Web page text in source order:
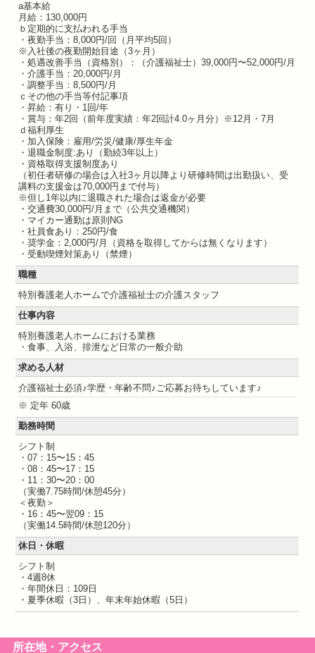
a基本給
月給：130,000円
ｂ定期的に支払われる手当
・夜勤手当：8,000円/回（月平均5回）
※入社後の夜勤開始目途（3ヶ月）
・処遇改善手当（資格別）：（介護福祉士）39,000円〜52,000円/月
・介護手当：20,000円/月
・調整手当：8,500円/月
ｃその他の手当等付記事項
・昇給：有り・1回/年
・賞与：年2回（前年度実績：年2回計4.0ヶ月分）※12月・7月
ｄ福利厚生
・加入保険：雇用/労災/健康/厚生年金
・退職金制度:あり（勤続3年以上）
・資格取得支援制度あり
（初任者研修の場合は入社3ヶ月以降より研修時間は出勤扱い、受
講料の支援金は70,000円まで付与）
※但し1年以内に退職された場合は返金が必要
・交通費30,000円/月まで（公共交通機関）
・マイカー通勤は原則NG
・社員食あり：250円/食
・奨学金：2,000円/月（資格を取得してからは無くなります）
・受動喫煙対策あり（禁煙）
職種
特別養護老人ホームで介護福祉士の介護スタッフ
仕事内容
特別養護老人ホームにおける業務
・食事、入浴、排泄など日常の一般介助
求める人材
介護福祉士必須♪学歴・年齢不問♪ご応募お待ちしています♪
※ 定年 60歳
勤務時間
シフト制
・07：15〜15：45
・08：45〜17：15
・11：30〜20：00
（実働7.75時間/休憩45分）
＜夜勤＞
・16：45〜翌09：15
（実働14.5時間/休憩120分）
休日・休暇
シフト制
・4週8休
・年間休日：109日
・夏季休暇（3日）、年末年始休暇（5日）
所在地・アクセス